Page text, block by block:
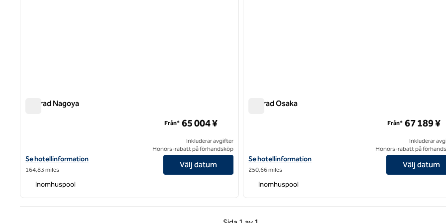
Conrad Nagoya
Visa hotelluppgifter för Conrad Nagoya
Se hotellinformation
164,83 miles
Från* 65 004 ¥
Inkluderar avgifter
Honors-rabatt på förhandsköp
Välj datum
Inomhuspool
Conrad Osaka
Visa hotelluppgifter för Conrad Osaka
Se hotellinformation
250,66 miles
Från* 67 189 ¥
Inkluderar
Honors-rabatt på
Välj datum
Inomhuspool
Föregående sida, 1 av 1